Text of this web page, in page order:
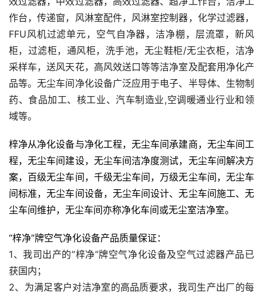
作台，传递窗，风淋室配件，风淋室控制器，化学过滤器，
FFU风机过滤单元，空气自净器，洁净棚，层流罩，新风
柜，过滤柜，通风柜，洗手池，无尘鞋柜/无尘衣柜，洁净
采样车，送风天花，高风效送口等等洁净室及配套用净化产
品等。无尘车间净化设备广泛应用于电子、半导体、生物制
药、食品加工、核工业、汽车制造业,空调暖通业行业和领
域等。
梓净从净化设备与净化工程，无尘车间承建商，无尘车间工
程，无尘车间建设，无尘车间洁净度测试，无尘车间解决方
案，百级无尘车间，千级无尘车间，万级无尘车间，无尘车
间标准，无尘车间设备，无尘车间设计、无尘车间施工、无
尘车间维护，无尘车间亦称净化车间或无尘室洁净室。
“梓净”牌空气净化设备产品质量保证：
1、我司出产的”梓净”牌空气净化设备及空气过滤器产品已
获国内；
2、为满足客户对洁净室的高品质要求，我司生产出厂的每